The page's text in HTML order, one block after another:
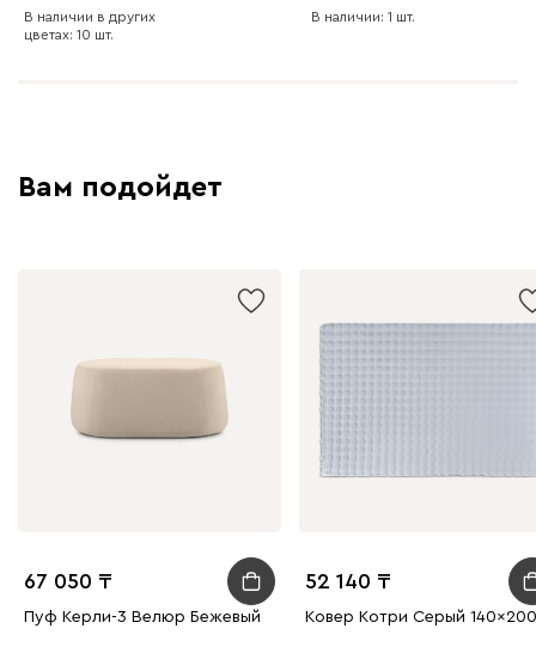
В наличии в других
цветах: 10 шт.
В наличии: 1 шт.
Вам подойдет
67 050
Пуф Керли-3 Велюр Бежевый
52 140
Ковер Котри Серый 140x200